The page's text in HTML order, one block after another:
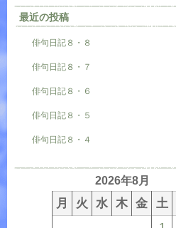
最近の投稿
俳句日記８・８
俳句日記８・７
俳句日記８・６
俳句日記８・５
俳句日記８・４
2026年8月
月 火 水 木 金 土